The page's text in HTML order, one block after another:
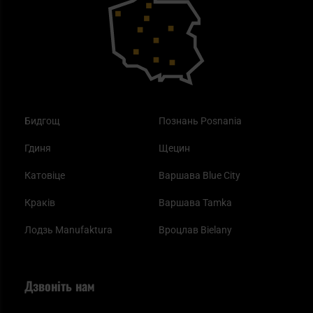
Бидгощ
Гдиня
Катовіце
Краків
Лодзь Manufaktura
Познань Posnania
Щецин
Варшава Blue City
Варшава Tamka
Вроцлав Bielany
Найкращі спальні мішки на осінь
Дзвоніть нам